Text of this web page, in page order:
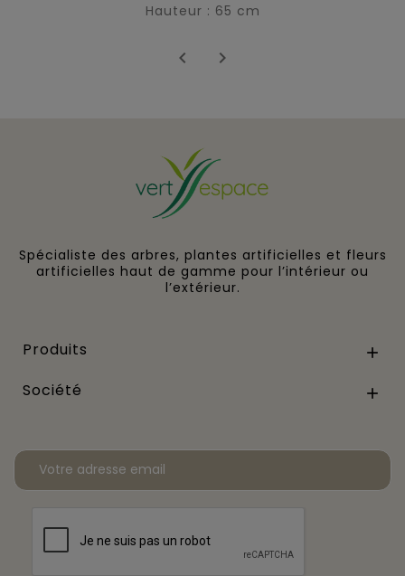
Hauteur : 65 cm
 
Spécialiste des arbres, plantes artificielles et fleurs
artificielles haut de gamme pour l’intérieur ou
l’extérieur.
Produits 
Société 